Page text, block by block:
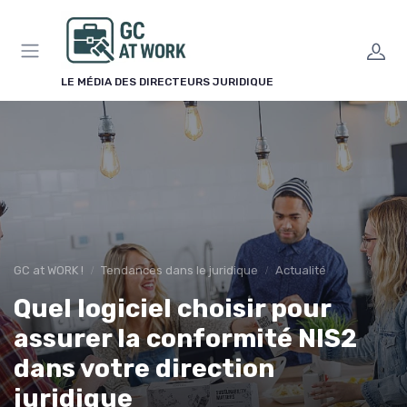
LE MÉDIA DES DIRECTEURS JURIDIQUE
GC at WORK ! Tendances dans le juridique Actualité
Quel logiciel choisir pour
assurer la conformité NIS2
dans votre direction
juridique